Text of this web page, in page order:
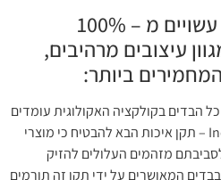
הריפודים בליין החדש עשויים מ – 100%
עיצובים מרהיבים,
ביותר:
הבדים בקולקציה האקולוגית עומדים
בתקן Indoor Advantage™ "Gold – תקן איכות הבא להבטיח כי מוצרי
מזהמים העלולים להזיק
המאושרים על ידי תקן זה תורמים